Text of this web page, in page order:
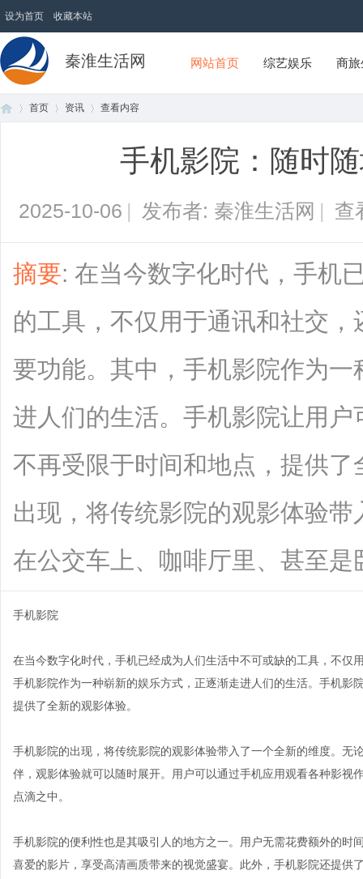
设为首页 收藏本站
秦淮生活网 网站首页 综艺娱乐 商
首页 资讯 查看内容
手机影院：随时
2025-10-06 | 发布者: 秦淮生活网 | 查
摘要: 在当今数字化时代，手机
的工具，不仅用于通讯和社交
要功能。其中，手机影院作为
进人们的生活。手机影院让用
不再受限于时间和地点，提供
出现，将传统影院的观影体验
在公交车上、咖啡厅里、甚至是
手机影院
在当今数字化时代，手机已经成为人们生活中不可或缺的工具，不仅
手机影院作为一种崭新的娱乐方式，正逐渐走进人们的生活。手机影
提供了全新的观影体验。
手机影院的出现，将传统影院的观影体验带入了一个全新的维度。无
伴，观影体验就可以随时展开。用户可以通过手机应用观看各种影视
点滴之中。
手机影院的便利性也是其吸引人的地方之一。用户无需花费额外的时
喜爱的影片，享受高清画质带来的视觉盛宴。此外，手机影院还提供